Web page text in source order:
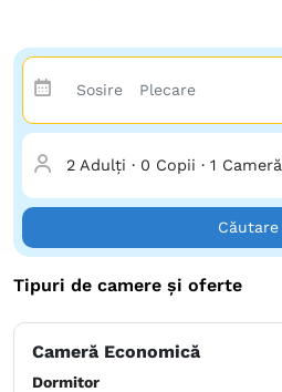
2 Adulți · 0 Copii · 1 Cameră
Căutare
Tipuri de camere și oferte
Cameră Economică
Dormitor